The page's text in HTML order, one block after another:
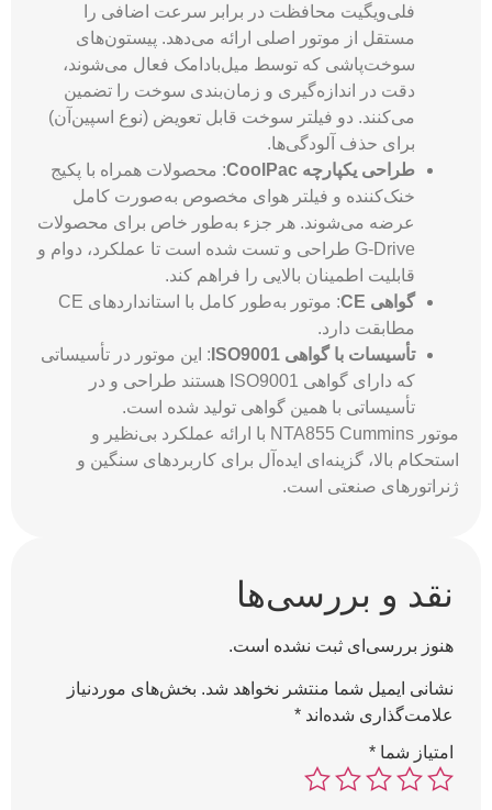
فلی‌ویگیت محافظت در برابر سرعت اضافی را
مستقل از موتور اصلی ارائه می‌دهد. پیستون‌های
سوخت‌پاشی که توسط میل‌بادامک فعال می‌شوند،
دقت در اندازه‌گیری و زمان‌بندی سوخت را تضمین
می‌کنند. دو فیلتر سوخت قابل تعویض (نوع اسپین‌آن)
برای حذف آلودگی‌ها.
طراحی یکپارچه CoolPac
: محصولات همراه با پکیج
خنک‌کننده و فیلتر هوای مخصوص به‌صورت کامل
عرضه می‌شوند. هر جزء به‌طور خاص برای محصولات
G-Drive طراحی و تست شده است تا عملکرد، دوام و
قابلیت اطمینان بالایی را فراهم کند.
گواهی CE
: موتور به‌طور کامل با استانداردهای CE
مطابقت دارد.
تأسیسات با گواهی ISO9001
: این موتور در تأسیساتی
که دارای گواهی ISO9001 هستند طراحی و در
تأسیساتی با همین گواهی تولید شده است.
موتور NTA855 Cummins با ارائه عملکرد بی‌نظیر و
استحکام بالا، گزینه‌ای ایده‌آل برای کاربردهای سنگین و
ژنراتورهای صنعتی است.
نقد و بررسی‌ها
هنوز بررسی‌ای ثبت نشده است.
نشانی ایمیل شما منتشر نخواهد شد. بخش‌های موردنیاز
علامت‌گذاری شده‌اند *
امتیاز شما *